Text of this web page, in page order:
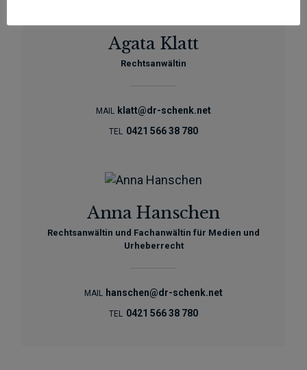
Agata Klatt
Rechtsanwältin
MAIL klatt@dr-schenk.net
TEL 0421 566 38 780
Anna Hanschen
Rechtsanwältin und Fachanwältin für Medien und
Urheberrecht
MAIL hanschen@dr-schenk.net
TEL 0421 566 38 780